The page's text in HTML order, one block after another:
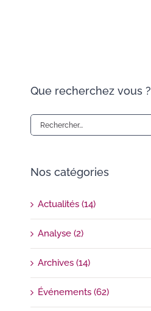
Que recherchez vous ?
Rechercher:
Nos catégories
Actualités (14)
Analyse (2)
Archives (14)
Événements (62)